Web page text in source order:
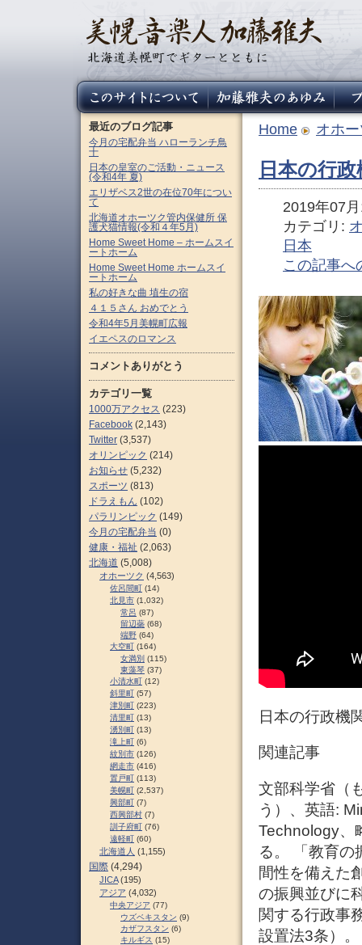
Home オホ
日本の行
2019年07
カテゴリ:
日本
この記事へ
日本の行政機
関連記事
文部科学省（
う）、英語:
Technology、
る。 「教育の
間性を備えた
の振興並びに
関する行政事
設置法3条）
最近のブログ記事
今月の宅配弁当 ハローランチ鳥
十
日本の皇室のご活動・ニュース
(令和4年 夏)
エリザベス2世の在位70年につい
て
北海道オホーツク管内保健所 保
護犬猫情報(令和４年5月)
Home Sweet Home – ホームスイ
ートホーム
Home Sweet Home ホームスイ
ートホーム
私の好きな曲 埴生の宿
４１５さん おめでとう
令和4年5月美幌町広報
イエペスのロマンス
コメントありがとう
カテゴリ一覧
1000万アクセス (223)
Facebook (2,143)
Twitter (3,537)
オリンピック (214)
お知らせ (5,232)
スポーツ (813)
ドラえもん (102)
パラリンピック (149)
今月の宅配弁当 (0)
健康・福祉 (2,063)
北海道 (5,008)
オホーツク (4,563)
佐呂間町 (14)
北見市 (1,032)
常呂 (87)
留辺蘂 (68)
端野 (64)
大空町 (164)
女満別 (115)
東藻琴 (37)
小清水町 (12)
斜里町 (57)
津別町 (223)
清里町 (13)
湧別町 (13)
滝上町 (6)
紋別市 (126)
網走市 (416)
置戸町 (113)
美幌町 (2,537)
興部町 (7)
西興部村 (7)
訓子府町 (76)
遠軽町 (60)
北海道人 (1,155)
国際 (4,294)
JICA(195)
アジア (4,032)
中央アジア (77)
ウズベキスタン (9)
カザフスタン (6)
キルギス (15)